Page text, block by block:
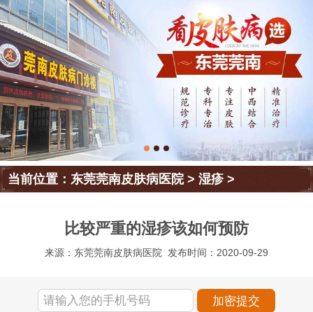
当前位置：东莞莞南皮肤病医院>湿疹>
比较严重的湿疹该如何预防
来源：东莞莞南皮肤病医院 发布时间：2020-09-29